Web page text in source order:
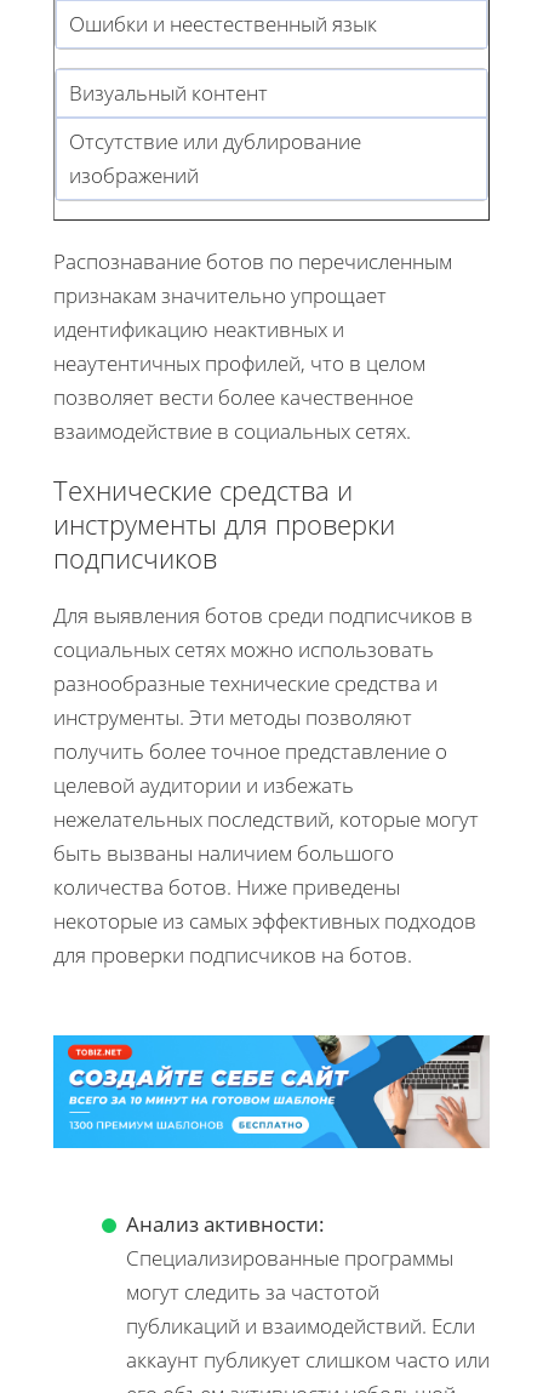
Ошибки и неестественный язык
Визуальный контент
Отсутствие или дублирование
изображений
Распознавание ботов по перечисленным
признакам значительно упрощает
идентификацию неактивных и
неаутентичных профилей, что в целом
позволяет вести более качественное
взаимодействие в социальных сетях.
Технические средства и
инструменты для проверки
подписчиков
Для выявления ботов среди подписчиков в
социальных сетях можно использовать
разнообразные технические средства и
инструменты. Эти методы позволяют
получить более точное представление о
целевой аудитории и избежать
нежелательных последствий, которые могут
быть вызваны наличием большого
количества ботов. Ниже приведены
некоторые из самых эффективных подходов
для проверки подписчиков на ботов.
Анализ активности:
Специализированные программы
могут следить за частотой
публикаций и взаимодействий. Если
аккаунт публикует слишком часто или